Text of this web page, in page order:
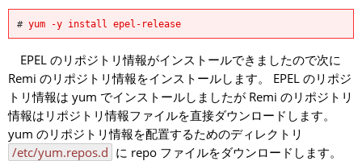
# yum -y install epel-release
EPEL のリポジトリ情報がインストールできましたので次に
Remi のリポジトリ情報をインストールします。 EPEL のリポジ
トリ情報は yum でインストールしましたが Remi のリポジトリ
情報はリポジトリ情報ファイルを直接ダウンロードします。
yum のリポジトリ情報を配置するためのディレクトリ
/etc/yum.repos.d に repo ファイルをダウンロードします。